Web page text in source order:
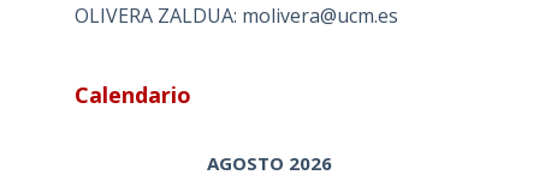
OLIVERA ZALDUA: molivera@ucm.es
Calendario
AGOSTO 2026